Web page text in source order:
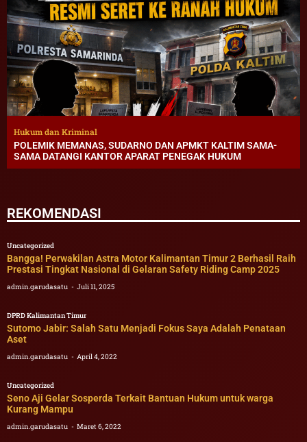
Hukum dan Kriminal
POLEMIK MEMANAS, SUDARNO DAN APMKT KALTIM SAMA-
SAMA DATANGI KANTOR APARAT PENEGAK HUKUM
REKOMENDASI
Uncategorized
Bangga! Perwakilan Astra Motor Kalimantan Timur 2 Berhasil Raih
Prestasi Tingkat Nasional di Gelaran Safety Riding Camp 2025
admin.garudasatu Juli 11, 2025
DPRD Kalimantan Timur
Sutomo Jabir: Salah Satu Menjadi Fokus Saya Adalah Penataan
Aset
admin.garudasatu April 4, 2022
Uncategorized
Seno Aji Gelar Sosperda Terkait Bantuan Hukum untuk warga
Kurang Mampu
admin.garudasatu Maret 6, 2022